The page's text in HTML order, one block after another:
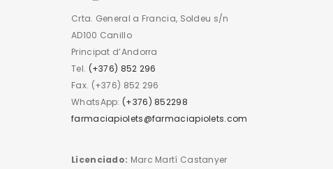
Crta. General a Francia, Soldeu s/n
AD100 Canillo
Principat d’Andorra
Tel. (+376) 852 296
Fax. (+376) 852 296
WhatsApp: (+376) 852298
farmaciapiolets@farmaciapiolets.com
Licenciado: Marc Martí Castanyer